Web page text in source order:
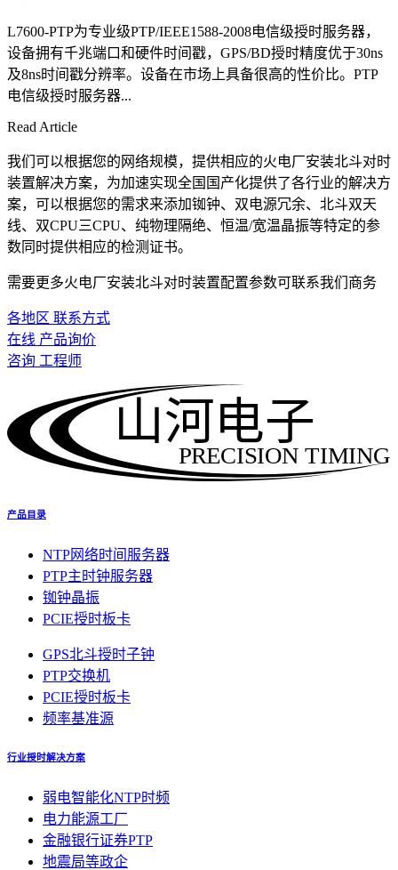
L7600-PTP为专业级PTP/IEEE1588-2008电信级授时服务器，
设备拥有千兆端口和硬件时间戳，GPS/BD授时精度优于30ns
及8ns时间戳分辨率。设备在市场上具备很高的性价比。PTP
电信级授时服务器...
Read Article
我们可以根据您的网络规模，提供相应的火电厂安装北斗对时
装置解决方案，为加速实现全国国产化提供了各行业的解决方
案，可以根据您的需求来添加铷钟、双电源冗余、北斗双天
线、双CPU三CPU、纯物理隔绝、恒温/宽温晶振等特定的参
数同时提供相应的检测证书。
需要更多火电厂安装北斗对时装置配置参数可联系我们商务
各地区 联系方式
在线 产品询价
咨询 工程师
PRECISION TIMING
山河电子
产品目录
NTP网络时间服务器
PTP主时钟服务器
铷钟晶振
PCIE授时板卡
GPS北斗授时子钟
PTP交换机
PCIE授时板卡
频率基准源
行业授时解决方案
弱电智能化NTP时频
电力能源工厂
金融银行证券PTP
地震局等政企